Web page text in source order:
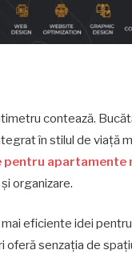
contează.
în stilul de viață
pentru apartamente
organizare.
eficiente idei
oferă senzația de